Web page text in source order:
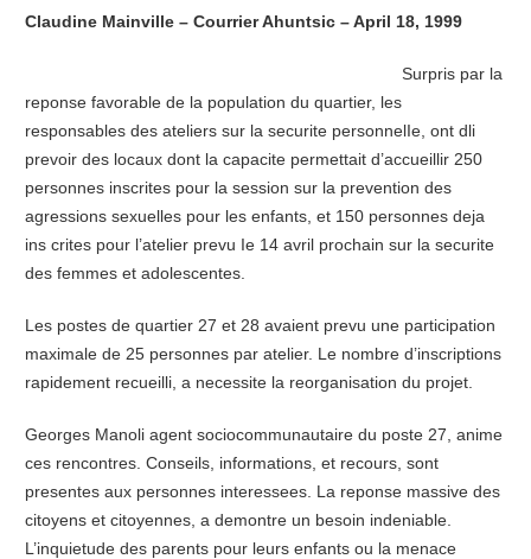
Claudine Mainville – Courrier Ahuntsic – April 18, 1999
Surpris par la
reponse favorable de la population du quartier, les
responsables des ateliers sur la securite personnelIe, ont dli
prevoir des locaux dont la capacite permettait d’accueillir 250
personnes inscrites pour la session sur la prevention des
agressions sexuelles pour les enfants, et 150 personnes deja
ins crites pour l’atelier prevu Ie 14 avril prochain sur la securite
des femmes et adolescentes.
Les postes de quartier 27 et 28 avaient prevu une participation
maximale de 25 personnes par atelier. Le nombre d’inscriptions
rapidement recueilli, a necessite la reorganisation du projet.
Georges Manoli agent sociocommunautaire du poste 27, anime
ces rencontres. Conseils, informations, et recours, sont
presentes aux personnes interessees. La reponse massive des
citoyens et citoyennes, a demontre un besoin indeniable.
L’inquietude des parents pour leurs enfants ou la menace